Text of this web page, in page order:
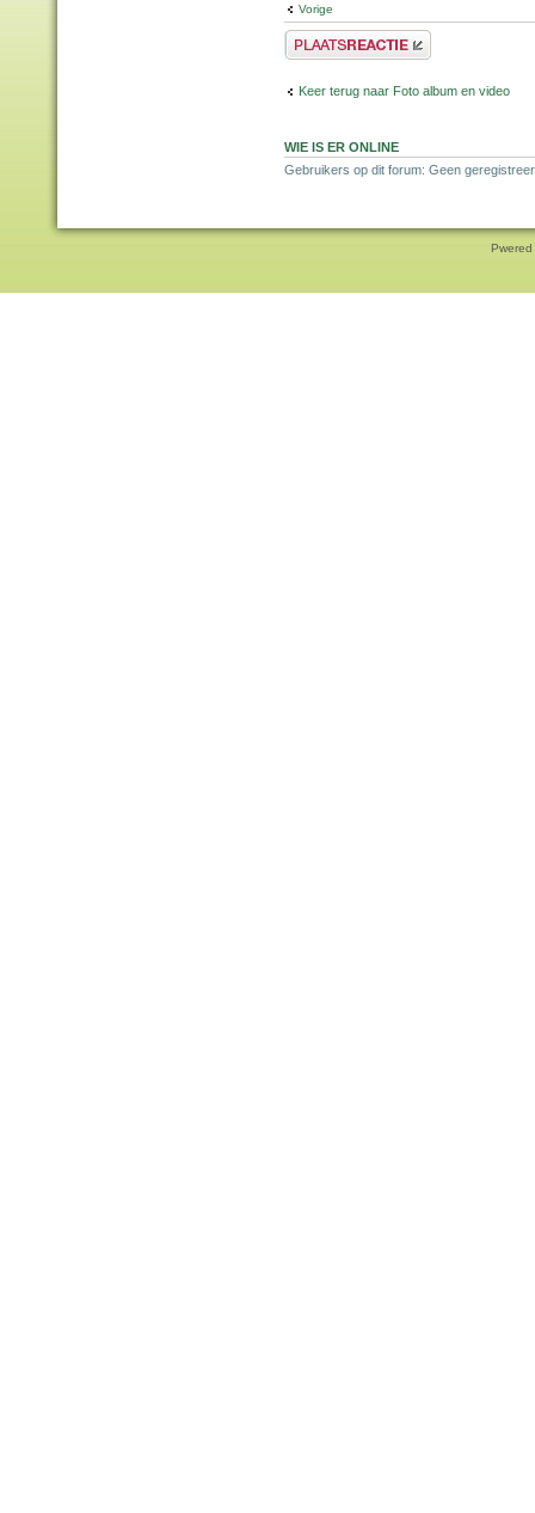
Vorige
Plaats een reactie
Keer terug naar Foto album en video
WIE IS ER ONLINE
Gebruikers op dit forum: Geen